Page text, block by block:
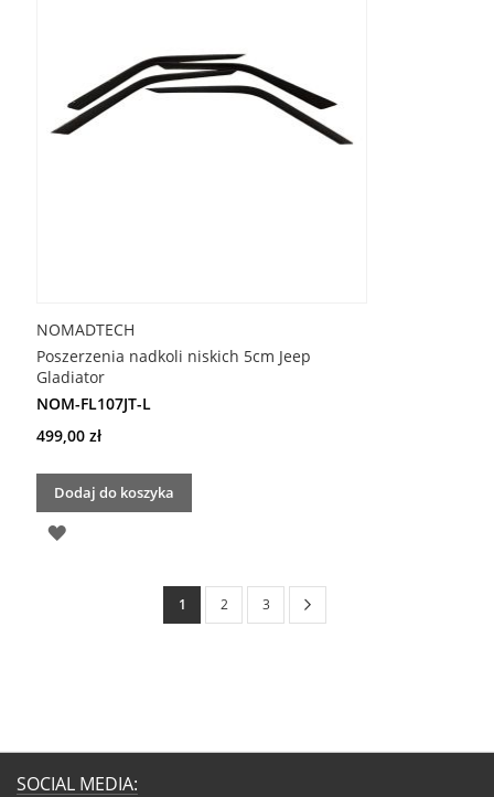
NOMADTECH
Poszerzenia nadkoli niskich 5cm Jeep
Gladiator
NOM-FL107JT-L
499,00 zł
Dodaj do koszyka
DODAJ
Strona
Aktualnie
1 Strona
2 Strona
3
SOCIAL MEDIA: